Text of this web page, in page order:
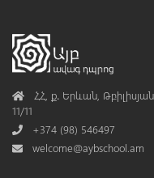
AddressՀՀ, ք․ Երևան,
11/11
Phone+374 (98) 546497
Mail
welcome@aybschool.am